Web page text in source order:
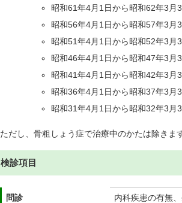
昭和61年4月1日から昭和62年3月
昭和56年4月1日から昭和57年3月
昭和51年4月1日から昭和52年3月
昭和46年4月1日から昭和47年3月
昭和41年4月1日から昭和42年3月
昭和36年4月1日から昭和37年3月
昭和31年4月1日から昭和32年3月
ただし、骨粗しょう症で治療中のかたは除きま
検診項目
問診 内科疾患の有無